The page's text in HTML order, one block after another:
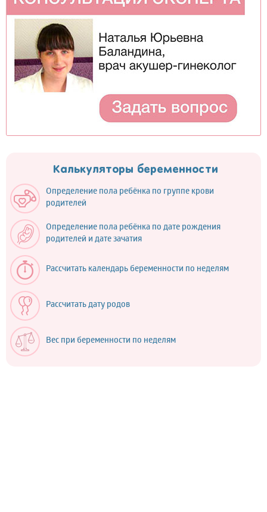
Калькуляторы беременности
Определение пола ребёнка по группе крови
родителей
Определение пола ребёнка по дате рождения
родителей и дате зачатия
Рассчитать календарь беременности по неделям
Рассчитать дату родов
Вес при беременности по неделям